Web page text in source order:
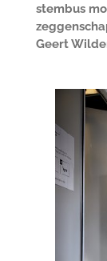
stembus
Geert